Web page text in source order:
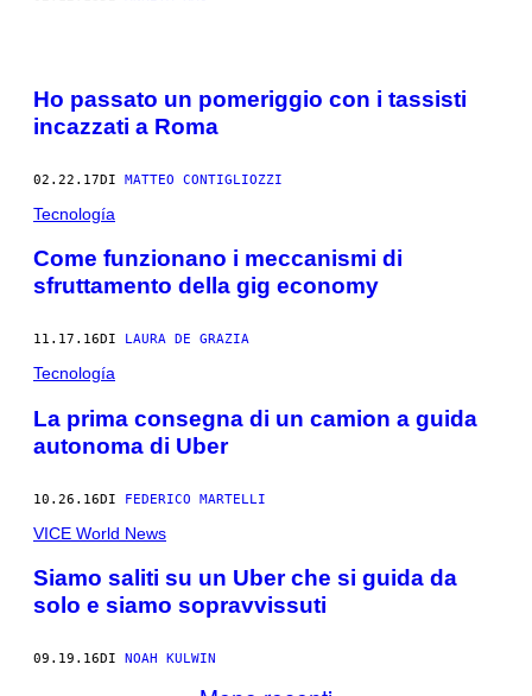
Ho passato un pomeriggio con i tassisti
incazzati a Roma
02.22.17DI MATTEO CONTIGLIOZZI
Tecnología
Come funzionano i meccanismi di
sfruttamento della gig economy
11.17.16DI LAURA DE GRAZIA
Tecnología
La prima consegna di un camion a guida
autonoma di Uber
10.26.16DI FEDERICO MARTELLI
VICE World News
Siamo saliti su un Uber che si guida da
solo e siamo sopravvissuti
09.19.16DI NOAH KULWIN